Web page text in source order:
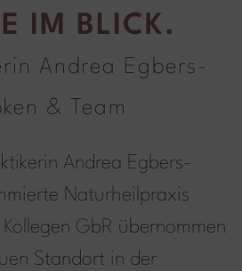
IM BLICK.
Andrea Egbers-
& Team
Andrea Egbers-
Naturheilpraxis
GbR übernommen
Standort in der